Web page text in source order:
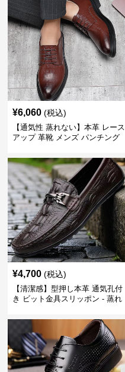
¥6,060 (税込)
【通気性 蒸れない】本革 レース
アップ 革靴 メンズ パンチング
い 営業
¥4,700 (税込)
【清潔感】型押し本革 通気孔付
き ビット金具スリッポン - 蒸れ